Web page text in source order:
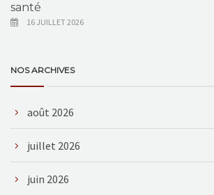
santé
16 JUILLET 2026
NOS ARCHIVES
août 2026
juillet 2026
juin 2026